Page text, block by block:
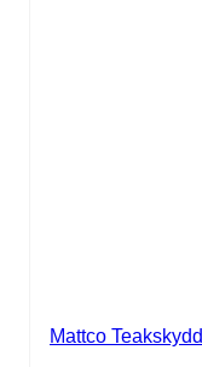
Mattco Teakskydd